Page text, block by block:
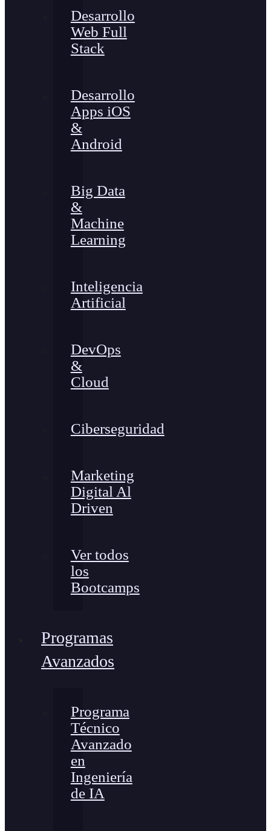
Desarrollo
Web Full
Stack
Desarrollo
Apps iOS
&
Android
Big Data
&
Machine
Learning
Inteligencia
Artificial
DevOps
&
Cloud
Ciberseguridad
Marketing
Digital Al
Driven
Ver todos
los
Bootcamps
Programas
Avanzados
Programa
Técnico
Avanzado
en
Ingeniería
de IA